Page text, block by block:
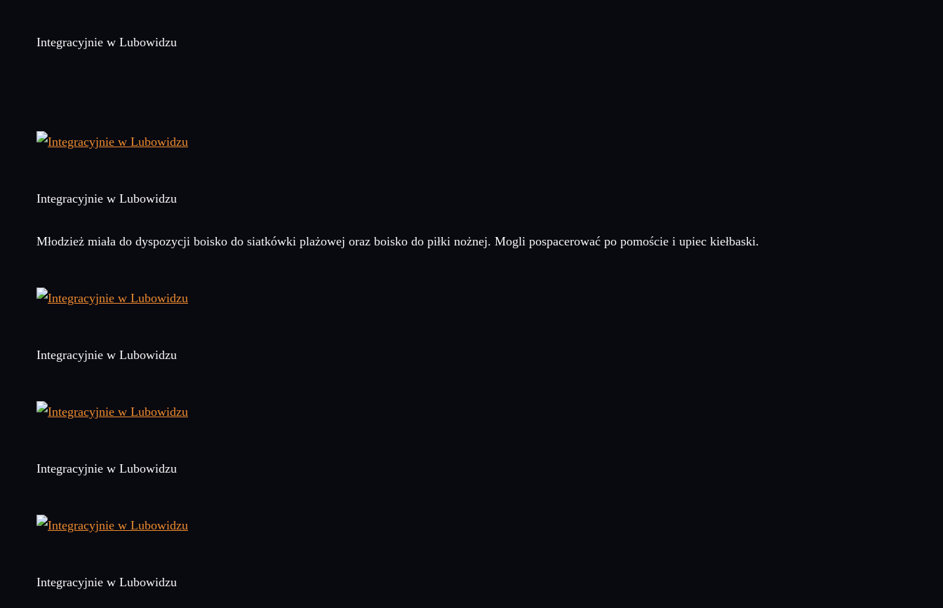
Integracyjnie w Lubowidzu
Integracyjnie w Lubowidzu
Młodzież miała do dyspozycji boisko do siatkówki plażowej oraz boisko do piłki nożnej. Mogli pospacerować po pomoście i upiec kiełbaski.
Integracyjnie w Lubowidzu
Integracyjnie w Lubowidzu
Integracyjnie w Lubowidzu